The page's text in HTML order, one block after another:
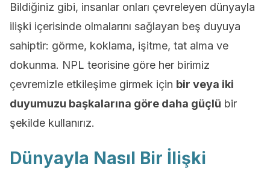
Bildiğiniz gibi, insanlar onları çevreleyen dünyayla
ilişki içerisinde olmalarını sağlayan beş duyuya
sahiptir: görme, koklama, işitme, tat alma ve
dokunma. NPL teorisine göre her birimiz
çevremizle etkileşime girmek için bir veya iki
duyumuzu başkalarına göre daha güçlü bir
şekilde kullanırız.
Dünyayla Nasıl Bir İlişki